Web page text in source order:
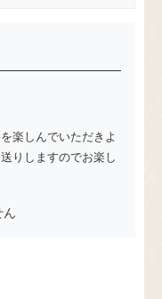
楽しんでいただきよ
りしますのでお楽し